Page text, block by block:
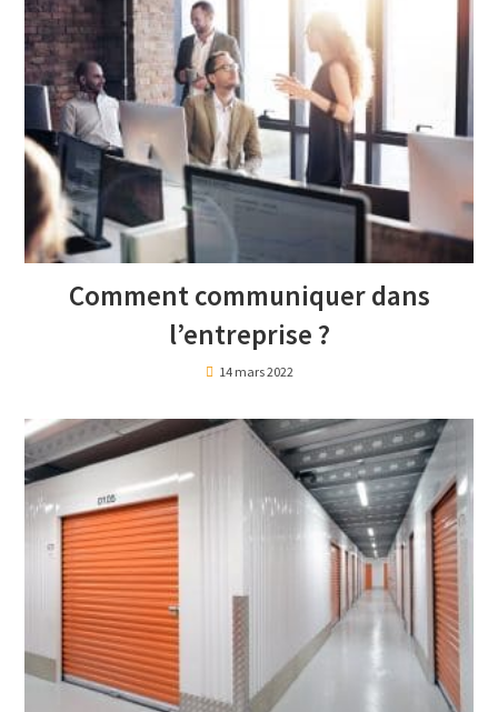
Comment communiquer dans
l’entreprise ?
14 mars 2022